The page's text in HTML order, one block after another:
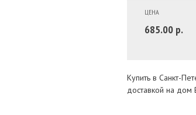
ЦЕНА
685.00 р.
Купить в Санкт-
доставкой на дом